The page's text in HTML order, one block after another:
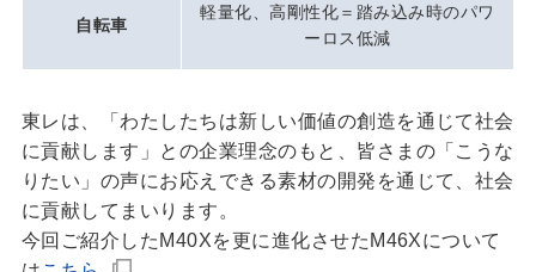
自転車
軽量化、高剛性化＝踏み込み時のパワ
ーロス低減
東レは、「わたしたちは新しい価値の創造を通じて社会
に貢献します」との企業理念のもと、皆さまの「こうな
りたい」の声にお応えできる素材の開発を通じて、社会
に貢献してまいります。
今回ご紹介したM40Xを更に進化させたM46Xについて